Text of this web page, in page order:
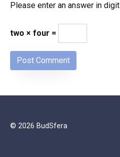
Please enter an answer in
two × four =
© 2026 BudSfera